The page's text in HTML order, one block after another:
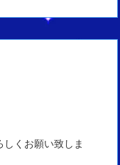
くお願い致しま